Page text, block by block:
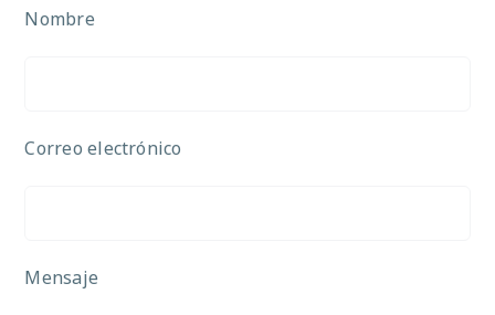
Nombre
Correo electrónico
Mensaje